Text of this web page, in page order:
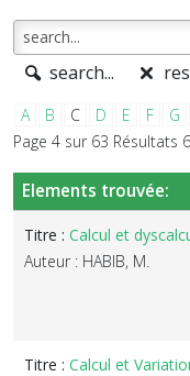
search...
A B C D E F G
Page 4 sur 63 Résultats
Elements trouvée:
Titre : Calcul et
Auteur : HABIB, M.
Titre : Calcul et